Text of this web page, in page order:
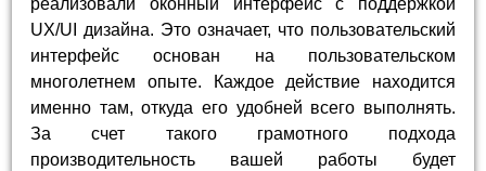
реализовали оконный интерфейс с поддержкой
UX/UI дизайна. Это означает, что пользовательский
интерфейс основан на пользовательском
многолетнем опыте. Каждое действие находится
именно там, откуда его удобней всего выполнять.
За счет такого грамотного подхода
производительность вашей работы будет